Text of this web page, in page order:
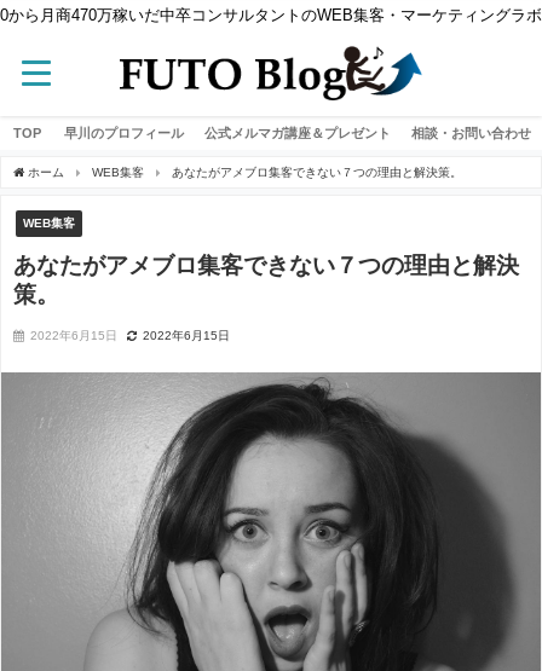
0から月商470万稼いだ中卒コンサルタントのWEB集客・マーケティングラボ
TOP 早川のプロフィール 公式メルマガ講座＆プレゼント 相談・お問い合わせ
ホーム WEB集客 あなたがアメブロ集客できない７つの理由と解決策。
WEB集客
あなたがアメブロ集客できない７つの理由と解決
策。
2022年6月15日 2022年6月15日